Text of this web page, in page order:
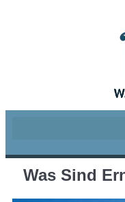
Was Sind